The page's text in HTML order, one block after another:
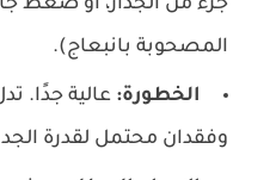
جزء من الجدار، أو ضغط
المصحوبة بانبعاج).
الخطورة: عالية جدًا.
وفقدان محتمل لقدرة